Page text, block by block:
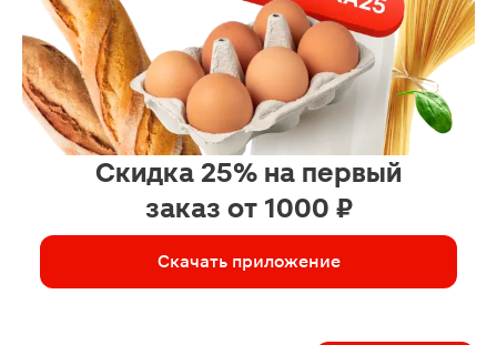
Скидка 25% на первый
заказ от 1000 ₽
Скачать приложение